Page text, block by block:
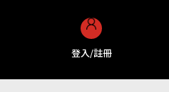
登入/註冊